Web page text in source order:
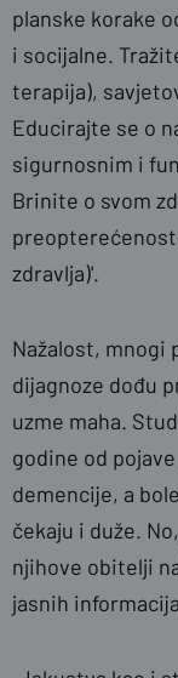
planske korake
i socijalne.
terapija),
Educirajte se o
sigurnosnim i
Brinite o svom
zdravlja)'.
Nažalost, mnogi
dijagnoze dođu
uzme maha.
godine od
demencije, a
čekaju i duže.
njihove obitelji
jasnih